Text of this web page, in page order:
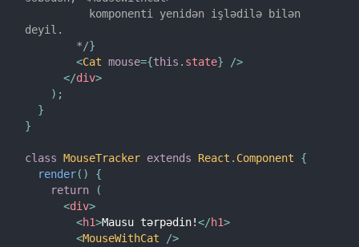
deyil.
        */
}
<Cat mouse={this . state}
/>
</div>
) ;
}
}
class MouseTracker extends React . Component
{
render( )
{
return
(
<div>
<h1>Mausu tərpədin!</h1>
<MouseWithCat
/>